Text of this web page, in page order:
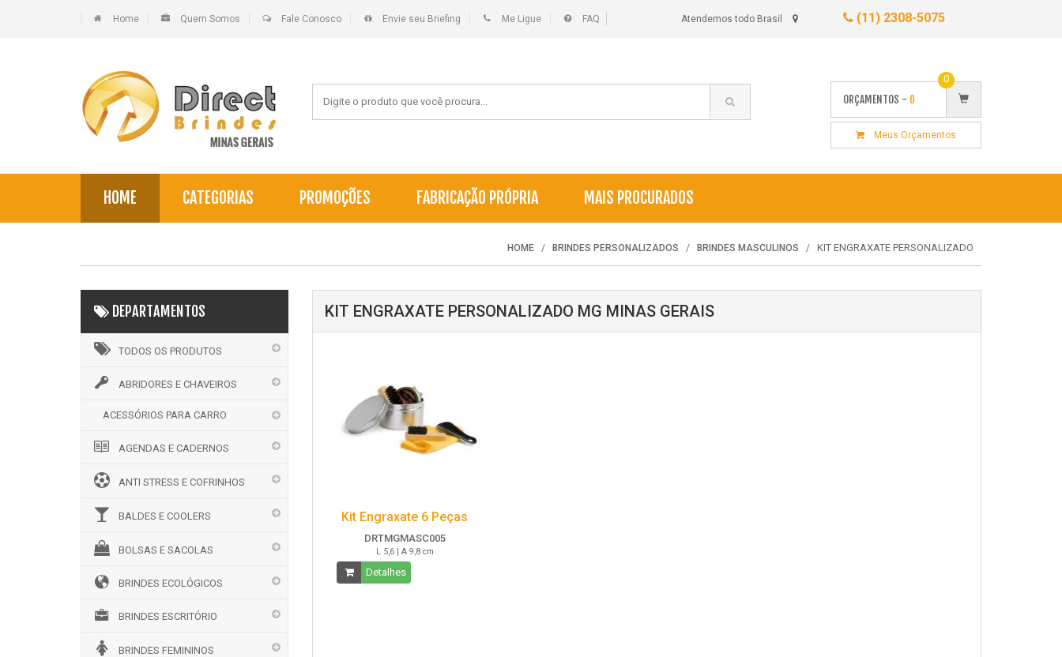
Home Quem Somos Fale Conosco Envie seu Briefing Me Ligue FAQ Atendemos todo Brasil (11) 2308-5075
ORÇAMENTOS - 0
0
Meus Orçamentos
HOME CATEGORIAS PROMOÇÕES FABRICAÇÃO PRÓPRIA MAIS PROCURADOS
HOME BRINDES PERSONALIZADOS BRINDES MASCULINOS KIT ENGRAXATE PERSONALIZADO
DEPARTAMENTOS
TODOS OS PRODUTOS
ABRIDORES E CHAVEIROS
ACESSÓRIOS PARA CARRO
AGENDAS E CADERNOS
ANTI STRESS E COFRINHOS
BALDES E COOLERS
BOLSAS E SACOLAS
BRINDES ECOLÓGICOS
BRINDES ESCRITÓRIO
BRINDES FEMININOS
KIT ENGRAXATE PERSONALIZADO MG MINAS GERAIS
Kit Engraxate 6 Peças
DRTMGMASC005
L 5,6 | A 9,8 cm
Detalhes